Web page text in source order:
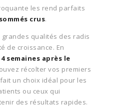
les rend parfaits
crus.
grandes qualités des radis
de croissance. En
4 semaines après le
récolter vos premiers
un choix idéal pour les
ou ceux qui
des résultats rapides.